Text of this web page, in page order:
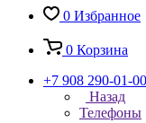
0 Избранное
0 Корзина
+7 908 290-01-00
Назад
Телефоны